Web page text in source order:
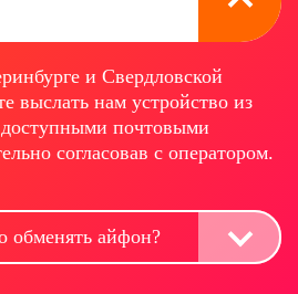
и Свердловской
выслать нам устройство из
почтовыми
согласовав с оператором.
обменять айфон?